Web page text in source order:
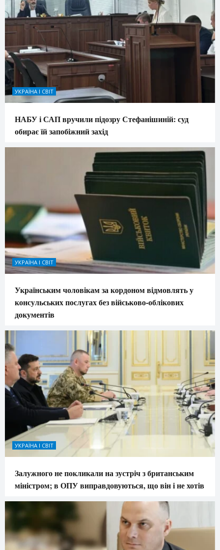
УКРАЇНА І СВІТ
НАБУ і САП вручили підозру Стефанішиній: суд
обирає їй запобіжний захід
УКРАЇНА І СВІТ
Українським чоловікам за кордоном відмовлять у
консульських послугах без військово-облікових
документів
УКРАЇНА І СВІТ
Залужного не покликали на зустріч з британським
міністром; в ОПУ виправдовуються, що він і не хотів